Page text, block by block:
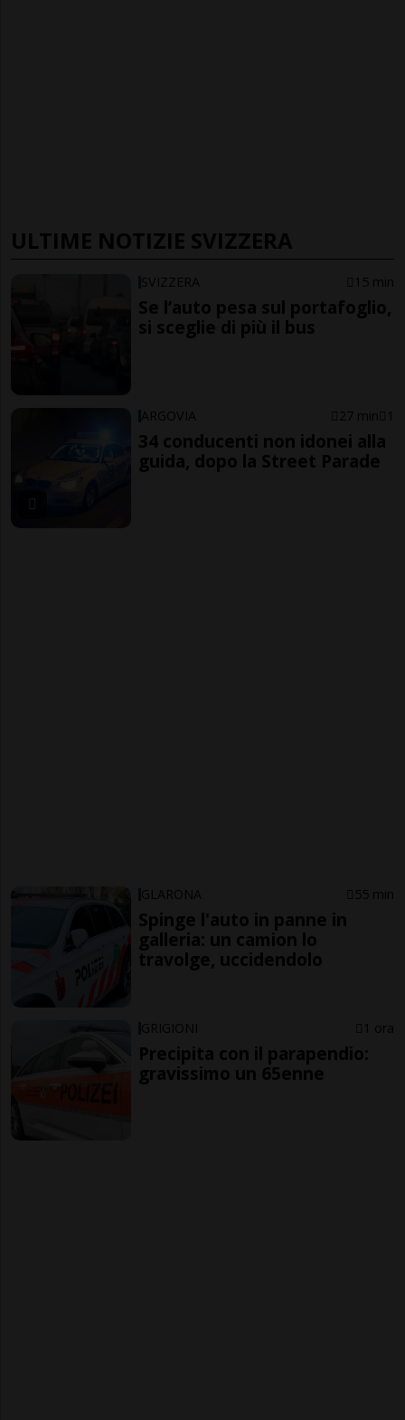
ULTIME NOTIZIE SVIZZERA
SVIZZERA 15 min
Se l’auto pesa sul portafoglio,
si sceglie di più il bus
ARGOVIA 27 min 1
34 conducenti non idonei alla
guida, dopo la Street Parade
GLARONA 55 min
Spinge l'auto in panne in
galleria: un camion lo
travolge, uccidendolo
GRIGIONI 1 ora
Precipita con il parapendio:
gravissimo un 65enne